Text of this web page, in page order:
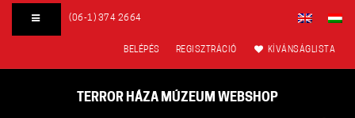
(06-1) 374 2664
BELÉPÉS REGISZTRÁCIÓ KÍVÁNSÁGLISTA
TERROR HÁZA MÚZEUM WEBSHOP